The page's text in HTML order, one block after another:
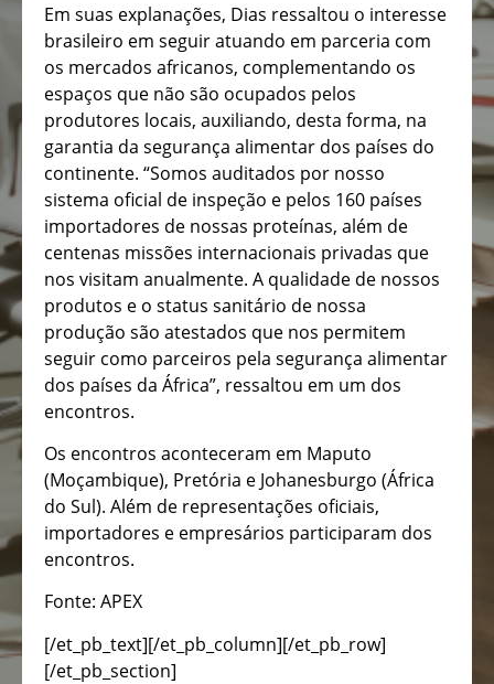
Em suas explanações, Dias ressaltou o interesse
brasileiro em seguir atuando em parceria com
os mercados africanos, complementando os
espaços que não são ocupados pelos
produtores locais, auxiliando, desta forma, na
garantia da segurança alimentar dos países do
continente. “Somos auditados por nosso
sistema oficial de inspeção e pelos 160 países
importadores de nossas proteínas, além de
centenas missões internacionais privadas que
nos visitam anualmente. A qualidade de nossos
produtos e o status sanitário de nossa
produção são atestados que nos permitem
seguir como parceiros pela segurança alimentar
dos países da África”, ressaltou em um dos
encontros.
Os encontros aconteceram em Maputo
(Moçambique), Pretória e Johanesburgo (África
do Sul). Além de representações oficiais,
importadores e empresários participaram dos
encontros.
Fonte: APEX
[/et_pb_text][/et_pb_column][/et_pb_row]
[/et_pb_section]